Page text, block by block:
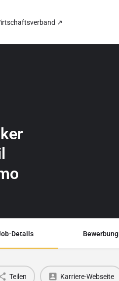
↗
Details Bewerbung
Teilen Karriere-Webseite